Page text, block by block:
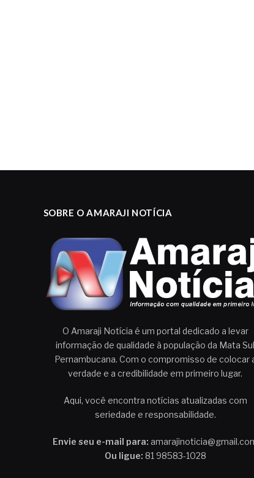
SOBRE O AMARAJI NOTÍCIA
O Amaraji Notícia é um portal dedicado a levar
informação de qualidade à população da Mata Sul
Pernambucana. Com o compromisso de colocar
verdade e a credibilidade em primeiro lugar.
Aqui, você encontra notícias atualizadas com
seriedade e responsabilidade.
Envie seu e-mail para:
Ou ligue: 81 98583-1028